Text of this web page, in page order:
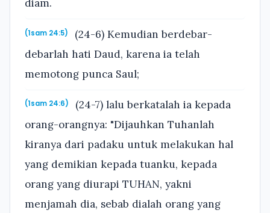
diam.
(1sam 24:5)
(24-6) Kemudian berdebar-
debarlah hati Daud, karena ia telah
memotong punca Saul;
(1sam 24:6)
(24-7) lalu berkatalah ia kepada
orang-orangnya: "Dijauhkan Tuhanlah
kiranya dari padaku untuk melakukan hal
yang demikian kepada tuanku, kepada
orang yang diurapi TUHAN, yakni
menjamah dia, sebab dialah orang yang